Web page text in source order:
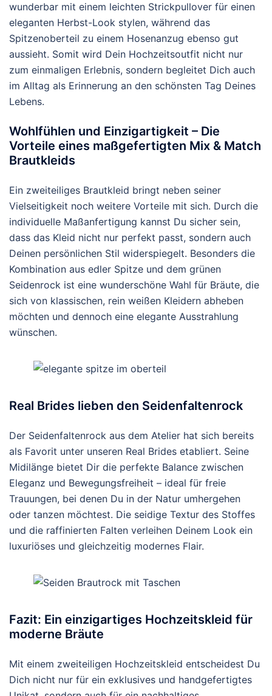
wunderbar mit einem leichten Strickpullover für einen
eleganten Herbst-Look stylen, während das
Spitzenoberteil zu einem Hosenanzug ebenso gut
aussieht. Somit wird Dein Hochzeitsoutfit nicht nur
zum einmaligen Erlebnis, sondern begleitet Dich auch
im Alltag als Erinnerung an den schönsten Tag Deines
Lebens.
Wohlfühlen und Einzigartigkeit – Die
Vorteile eines maßgefertigten Mix & Match
Brautkleids
Ein zweiteiliges Brautkleid bringt neben seiner
Vielseitigkeit noch weitere Vorteile mit sich. Durch die
individuelle Maßanfertigung kannst Du sicher sein,
dass das Kleid nicht nur perfekt passt, sondern auch
Deinen persönlichen Stil widerspiegelt. Besonders die
Kombination aus edler Spitze und dem grünen
Seidenrock ist eine wunderschöne Wahl für Bräute, die
sich von klassischen, rein weißen Kleidern abheben
möchten und dennoch eine elegante Ausstrahlung
wünschen.
Real Brides lieben den Seidenfaltenrock
Der Seidenfaltenrock aus dem Atelier hat sich bereits
als Favorit unter unseren Real Brides etabliert. Seine
Midilänge bietet Dir die perfekte Balance zwischen
Eleganz und Bewegungsfreiheit – ideal für freie
Trauungen, bei denen Du in der Natur umhergehen
oder tanzen möchtest. Die seidige Textur des Stoffes
und die raffinierten Falten verleihen Deinem Look ein
luxuriöses und gleichzeitig modernes Flair.
Fazit: Ein einzigartiges Hochzeitskleid für
moderne Bräute
Mit einem zweiteiligen Hochzeitskleid entscheidest Du
Dich nicht nur für ein exklusives und handgefertigtes